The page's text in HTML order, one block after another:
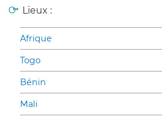
Lieux :
Afrique
Togo
Bénin
Mali